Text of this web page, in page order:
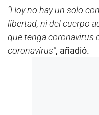
“Hoy no hay un solo
libertad, ni del cuerpo
que tenga coronavirus
coronavirus”, añadió.